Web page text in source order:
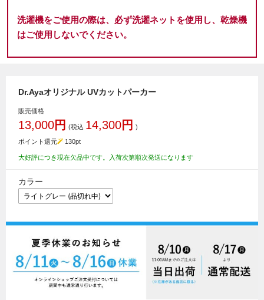
洗濯機をご使用の際は、必ず洗濯ネットを使用し、乾燥機
はご使用しないでください。
Dr.Ayaオリジナル UVカットパーカー
販売価格
13,000円 (税込 14,300円 )
ポイント還元 130pt
大好評につき現在欠品中です。入荷次第順次発送になります
カラー